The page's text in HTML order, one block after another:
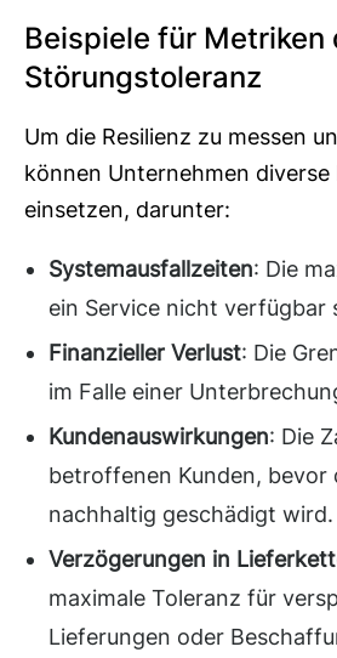
Beispiele für Metriken
Störungstoleranz
Um die Resilienz zu messen
können Unternehmen diverse
einsetzen, darunter:
Systemausfallzeiten: Die
ein Service nicht verfügbar
Finanzieller Verlust: Die
im Falle einer
Kundenauswirkungen: Die
betroffenen Kunden, bevor
nachhaltig geschädigt wird.
Verzögerungen in
maximale Toleranz für
Lieferungen oder